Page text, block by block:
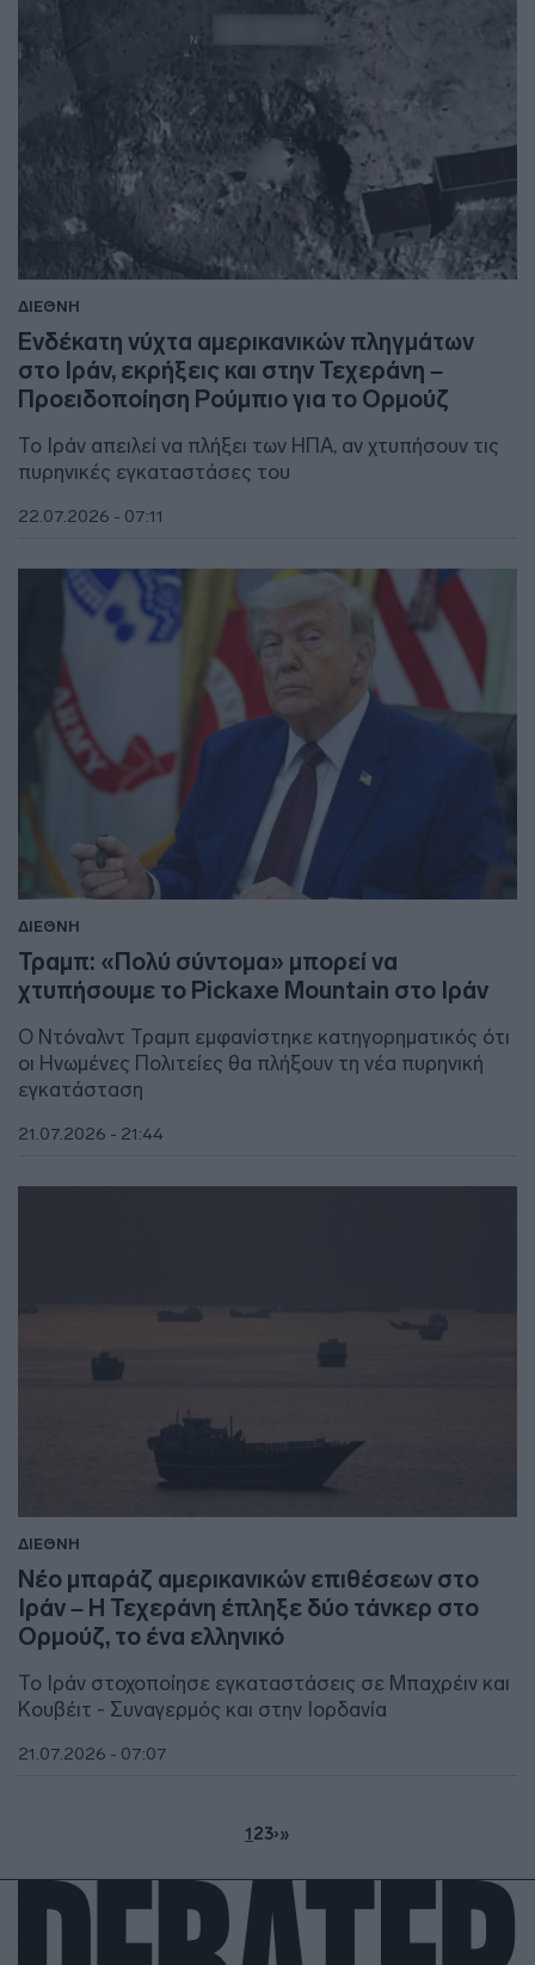
ΔΙΕΘΝΗ
Ενδέκατη νύχτα αμερικανικών πληγμάτων
στο Ιράν, εκρήξεις και στην Τεχεράνη –
Προειδοποίηση Ρούμπιο για το Ορμούζ
Το Ιράν απειλεί να πλήξει των ΗΠΑ, αν χτυπήσουν τις
πυρηνικές εγκαταστάσες του
22.07.2026 - 07:11
ΔΙΕΘΝΗ
Τραμπ: «Πολύ σύντομα» μπορεί να
χτυπήσουμε το Pickaxe Mountain στο Ιράν
Ο Ντόναλντ Τραμπ εμφανίστηκε κατηγορηματικός ότι
οι Ηνωμένες Πολιτείες θα πλήξουν τη νέα πυρηνική
εγκατάσταση
21.07.2026 - 21:44
ΔΙΕΘΝΗ
Νέο μπαράζ αμερικανικών επιθέσεων στο
Ιράν – Η Τεχεράνη έπληξε δύο τάνκερ στο
Ορμούζ, το ένα ελληνικό
Το Ιράν στοχοποίησε εγκαταστάσεις σε Μπαχρέιν και
Κουβέιτ - Συναγερμός και στην Ιορδανία
21.07.2026 - 07:07
123›»